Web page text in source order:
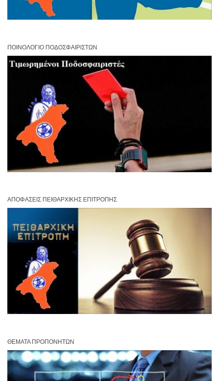
ΠΟΙΝΟΛΌΓΙΟ ΠΟΔΟΣΦΑΙΡΙΣΤΏΝ
ΑΠΟΦΆΣΕΙΣ ΠΕΙΘΑΡΧΙΚΉΣ ΕΠΙΤΡΟΠΉΣ
ΘΈΜΑΤΑ ΠΡΟΠΟΝΗΤΏΝ